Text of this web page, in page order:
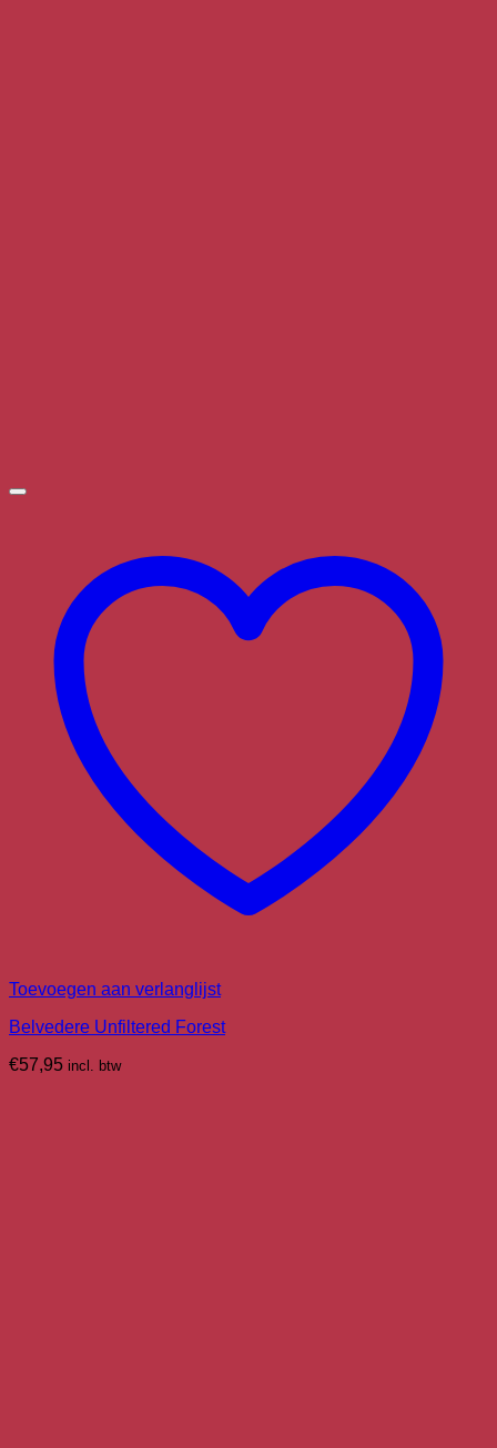
Toevoegen aan verlanglijst
Belvedere Unfiltered Forest
€57,95 incl. btw